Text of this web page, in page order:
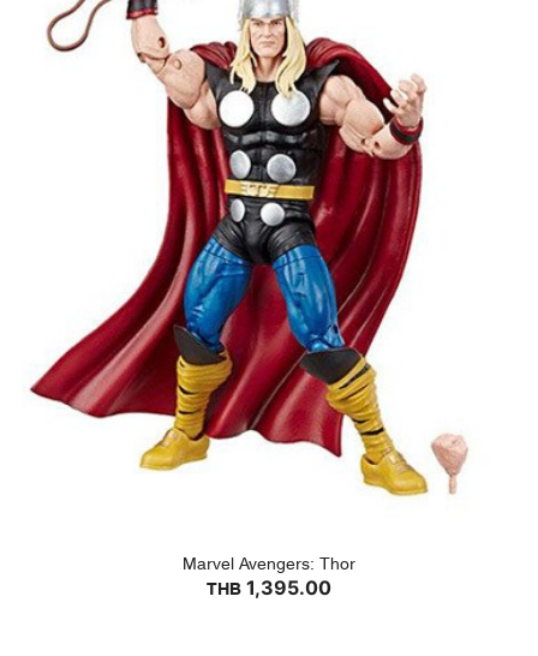
Marvel Avengers: Thor
THB 1,395.00